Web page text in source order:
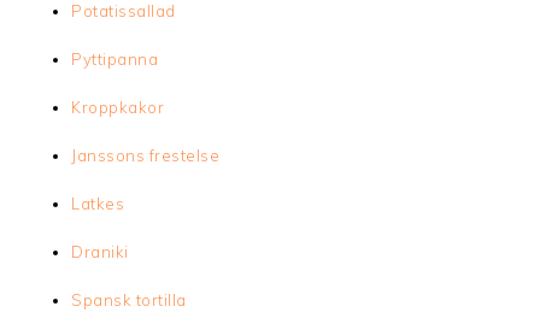
Potatissallad
Pyttipanna
Kroppkakor
Janssons frestelse
Latkes
Draniki
Spansk tortilla